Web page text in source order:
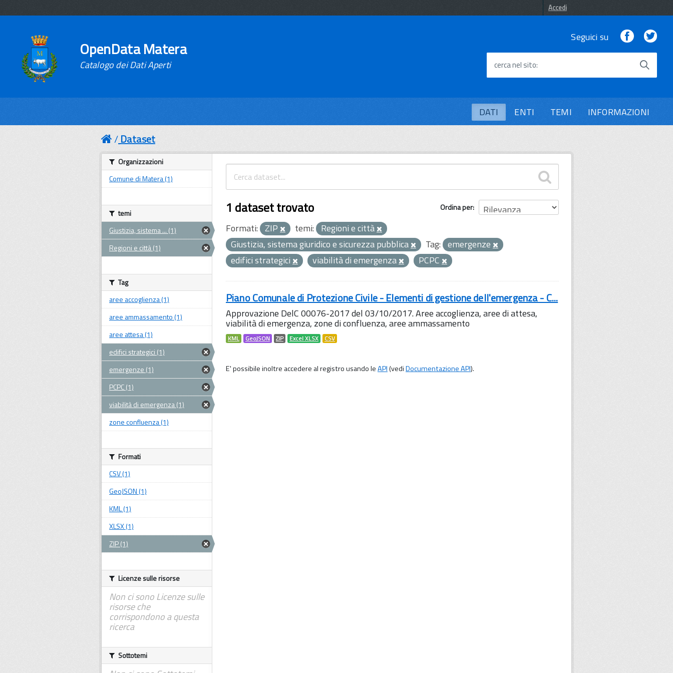
Accedi
OpenData Matera
Catalogo dei Dati Aperti
Seguici su Facebook
cerca nel sito
DATI ENTI TEMI INFORMAZIONI
Dataset
Ordina per
1 dataset trovato
Formati: ZIP temi: Regioni e città
Giustizia, sistema giuridico e sicurezza pubblica
Tag: emergenze
edifici strategici
viabilità di emergenza PCPC
Piano Comunale di Protezione Civile - Elementi di gestione dell'emergenza - C...
Approvazione DelC 00076-2017 del 03/10/2017. Aree accoglienza, aree di attesa,
viabilità di emergenza, zone di confluenza, aree ammassamento
KML GeoJSON ZIP Excel XLSX CSV
E' possibile inoltre accedere al registro usando leAPI(vediDocumentazione API).
Organizzazioni
Comune di Matera (1)
temi
Giustizia, sistema ... (1)
Regioni e città (1)
Tag
aree accoglienza (1)
aree ammassamento (1)
aree attesa (1)
edifici strategici (1)
emergenze (1)
PCPC (1)
viabilità di emergenza (1)
zone confluenza (1)
Formati
CSV (1)
GeoJSON (1)
KML (1)
XLSX (1)
ZIP (1)
Licenze sulle risorse
Non ci sono Licenze sulle
risorse che
corrispondono a questa
ricerca
Sottotemi